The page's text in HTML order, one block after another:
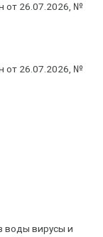
от 26.07.2026, №
от 26.07.2026, №
воды вирусы и